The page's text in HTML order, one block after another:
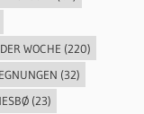
WOCHE (220)
(32)
(23)